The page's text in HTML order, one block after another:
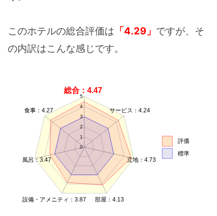
このホテルの総合評価は 「4.29」 ですが、そ
の内訳はこんな感じです。
0
1
2
3
4
5
総合：4.47
サービス：4.24
立地：4.73
部屋：4.13
設備・アメニティ：3.87
風呂：3.47
食事：4.27
評価
標準